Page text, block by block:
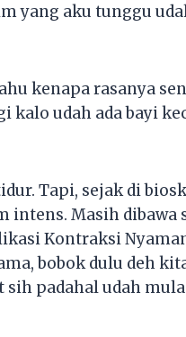
yang aku tunggu
kenapa rasanya
kalo udah ada bayi
Tapi, sejak di
Masih dibawa
Kontraksi
bobok dulu deh
sih padahal udah